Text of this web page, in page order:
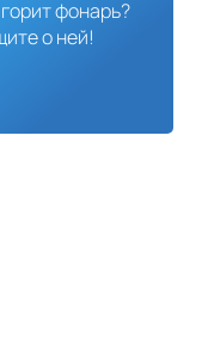
фонарь?
о ней!